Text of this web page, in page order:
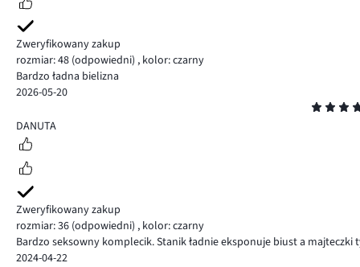
Zweryfikowany zakup
rozmiar: 48 (odpowiedni) , kolor: czarny
Bardzo ładna bielizna
2026-05-20
5
DANUTA
Zweryfikowany zakup
rozmiar: 36 (odpowiedni) , kolor: czarny
Bardzo seksowny komplecik. Stanik ładnie eksponuje biust a majteczki
2024-04-22